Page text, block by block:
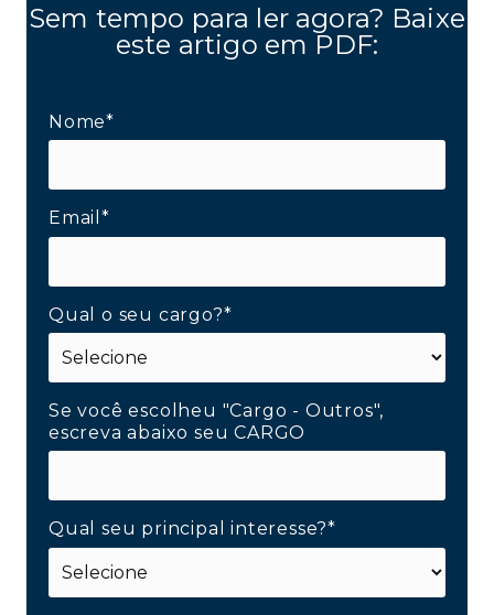
Sem tempo para ler agora? Baixe
este artigo em PDF:
Nome*
Email*
Qual o seu cargo?*
Se você escolheu "Cargo - Outros",
escreva abaixo seu CARGO
Qual seu principal interesse?*